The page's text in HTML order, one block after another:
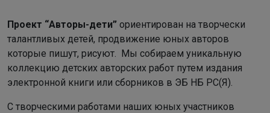
Проект “Авторы-дети” ориентирован на творчески
талантливых детей, продвижение юных авторов
которые пишут, рисуют. Мы собираем уникальную
коллекцию детских авторских работ путем издания
электронной книги или сборников в ЭБ НБ РС(Я).
С творческими работами наших юных участников